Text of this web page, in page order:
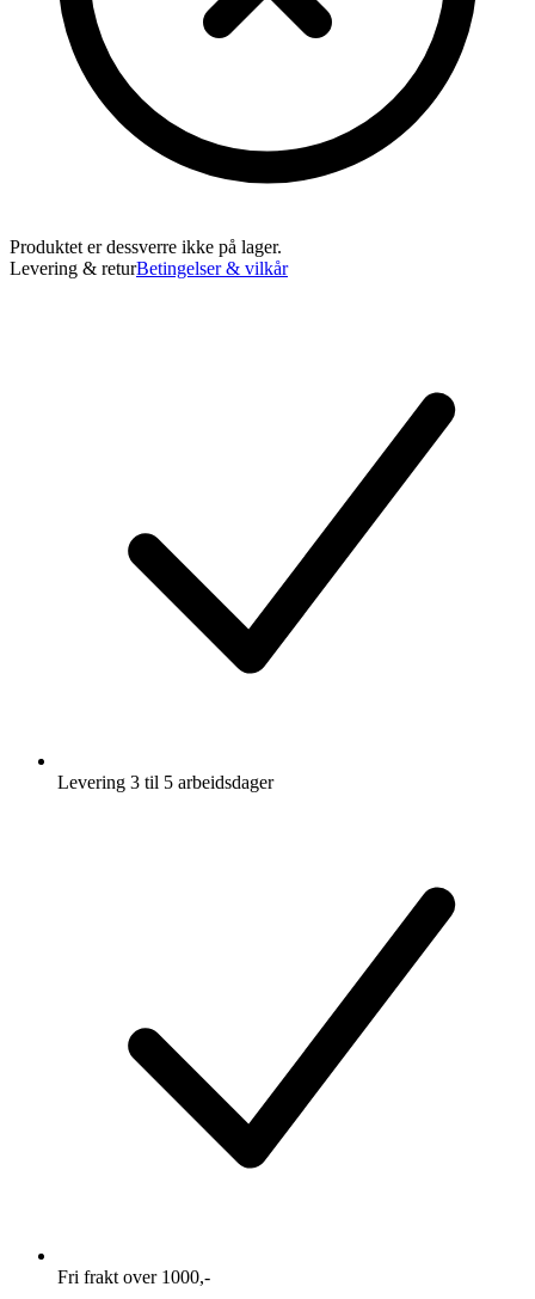
Produktet er dessverre ikke på lager.
Levering & returBetingelser & vilkår
Levering 3 til 5 arbeidsdager
Fri frakt over 1000,-